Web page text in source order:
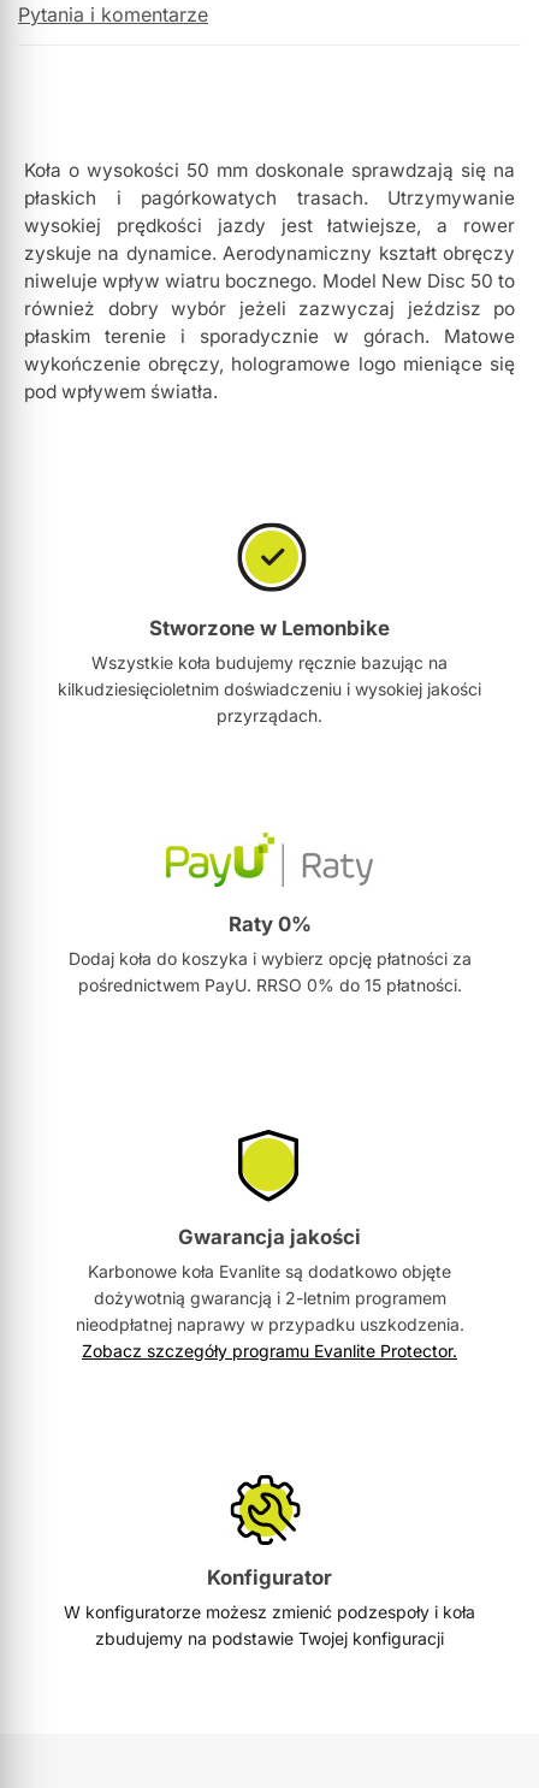
Pytania i komentarze
Koła o wysokości 50 mm doskonale sprawdzają się na
płaskich i pagórkowatych trasach. Utrzymywanie
wysokiej prędkości jazdy jest łatwiejsze, a rower
zyskuje na dynamice. Aerodynamiczny kształt obręczy
niweluje wpływ wiatru bocznego. Model New Disc 50 to
również dobry wybór jeżeli zazwyczaj jeździsz po
płaskim terenie i sporadycznie w górach. Matowe
wykończenie obręczy, hologramowe logo mieniące się
pod wpływem światła.
Stworzone w Lemonbike
Wszystkie koła budujemy ręcznie bazując na
kilkudziesięcioletnim doświadczeniu i wysokiej jakości
przyrządach.
Raty 0%
Dodaj koła do koszyka i wybierz opcję płatności za
pośrednictwem PayU. RRSO 0% do 15 płatności.
Gwarancja jakości
Karbonowe koła Evanlite są dodatkowo objęte
dożywotnią gwarancją i 2-letnim programem
nieodpłatnej naprawy w przypadku uszkodzenia.
Zobacz szczegóły programu Evanlite Protector.
Konfigurator
W konfiguratorze możesz zmienić podzespoły i koła
zbudujemy na podstawie Twojej konfiguracji